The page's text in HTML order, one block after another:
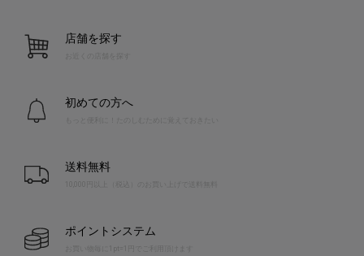
店舗を探す
お近くの店舗を探す
初めての方へ
送料無料
10,000円以上（税込）のお買い上げで送料無料
ポイントシステム
お買い物毎に1pt=1円でご利用頂けます